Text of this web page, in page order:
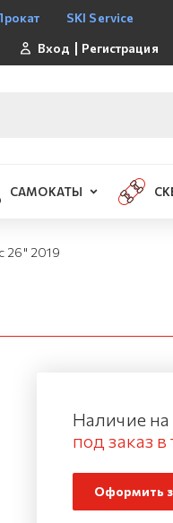
SKI Service
Вход Регистрация
САМОКАТЫ
26" 2019
Наличие на
под заказ
Оформить